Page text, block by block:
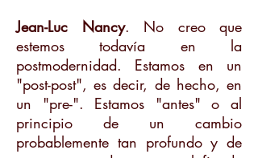
Jean-Luc Nancy. No creo que
estemos todavía en la
postmodernidad. Estamos en un
"post-post", es decir, de hecho, en
un "pre-". Estamos "antes" o al
principio de un cambio
probablemente tan profundo y de